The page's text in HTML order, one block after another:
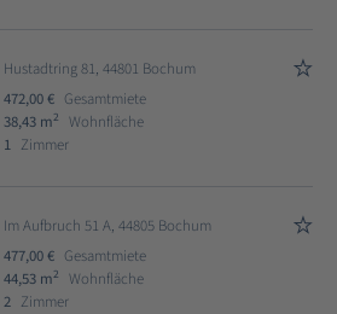
Hustadtring 81, 44801 Bochum
472,00 € Gesamtmiete
38,43 m2
Wohnfläche
1 Zimmer
Im Aufbruch 51 A, 44805 Bochum
477,00 € Gesamtmiete
44,53 m2
Wohnfläche
2 Zimmer